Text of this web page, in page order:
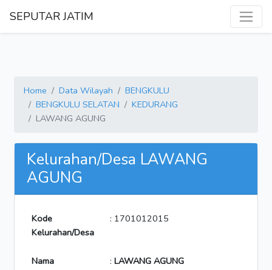
SEPUTAR JATIM
Home Data Wilayah
BENGKULU
BENGKULU SELATAN
KEDURANG
LAWANG AGUNG
Kelurahan/Desa LAWANG
AGUNG
Kode
Kelurahan/Desa
: 1701012015
Nama : LAWANG AGUNG